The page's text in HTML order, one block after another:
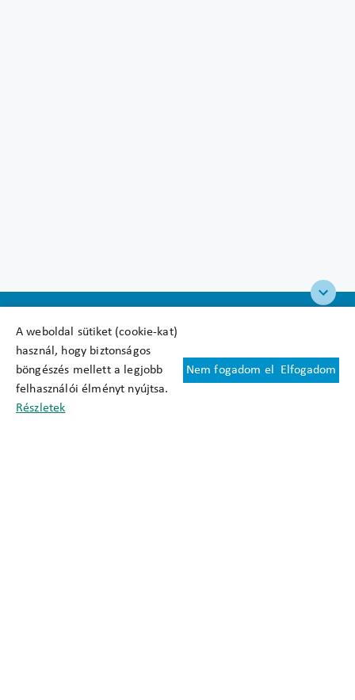
A weboldal sütiket (cookie-kat)
használ, hogy biztonságos
böngészés mellett a legjobb
felhasználói élményt nyújtsa.
Részletek
Nem fogadom el Elfogadom
Felhasználási feltételek